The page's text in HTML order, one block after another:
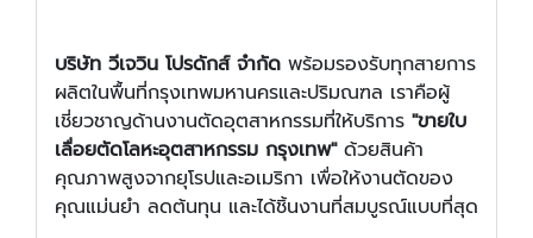
บริษัท วีเจวิน โปรดักส์ จำกัด พร้อมรองรับทุกสายการ
ผลิตในพื้นที่กรุงเทพมหานครและปริมณฑล เราคือผู้
เชี่ยวชาญด้านงานตัดอุตสาหกรรมที่ให้บริการ "ขายใบ
เลื่อยตัดโลหะอุตสาหกรรม กรุงเทพ"ด้วยสินค้า
คุณภาพสูงจากยุโรปและอเมริกา เพื่อให้งานตัดของ
คุณแม่นยำ ลดต้นทุน และได้ชิ้นงานที่สมบูรณ์แบบที่สุด